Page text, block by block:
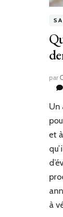
par
Un
et
à